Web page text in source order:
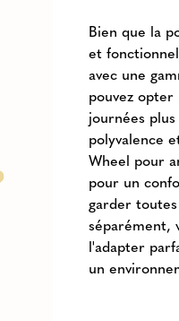
Bien que la
et
avec une
pouvez
journées
polyvalence
Wheel pour
pour un
garder
séparément,
l'adapter
un